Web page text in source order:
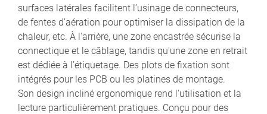
surfaces latérales facilitent l’usinage de connecteurs,
de fentes d’aération pour optimiser la dissipation de la
chaleur, etc. À l'arrière, une zone encastrée sécurise la
connectique et le câblage, tandis qu'une zone en retrait
est dédiée à l’étiquetage. Des plots de fixation sont
intégrés pour les PCB ou les platines de montage.
Son design incliné ergonomique rend l'utilisation et la
lecture particulièrement pratiques. Conçu pour des